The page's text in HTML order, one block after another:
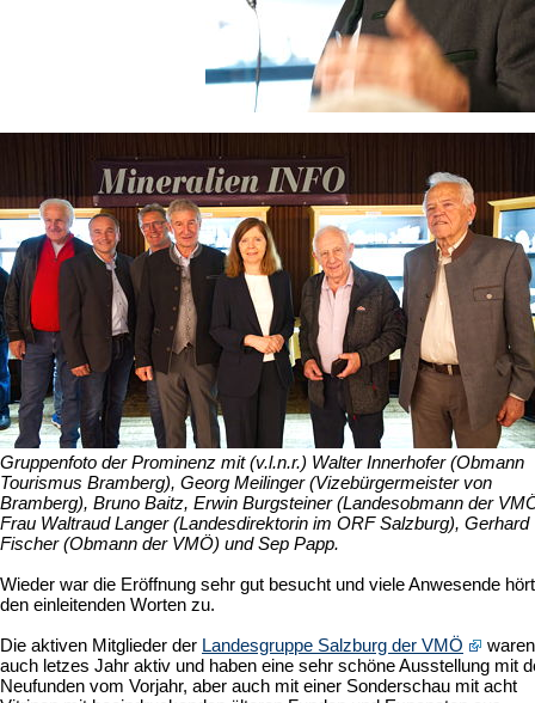
Gruppenfoto der Prominenz mit (v.l.n.r.) Walter Innerhofer (Obmann
Tourismus Bramberg), Georg Meilinger (Vizebürgermeister von
Bramberg), Bruno Baitz, Erwin Burgsteiner (Landesobmann der
Frau Waltraud Langer (Landesdirektorin im ORF Salzburg), Gerhard
Fischer (Obmann der VMÖ) und Sep Papp.
Wieder war die Eröffnung sehr gut besucht und viele Anwesende
den einleitenden Worten zu.
Die aktiven Mitglieder der Landesgruppe Salzburg der VMÖ
waren
auch letzes Jahr aktiv und haben eine sehr schöne Ausstellung mit
Neufunden vom Vorjahr, aber auch mit einer Sonderschau mit acht